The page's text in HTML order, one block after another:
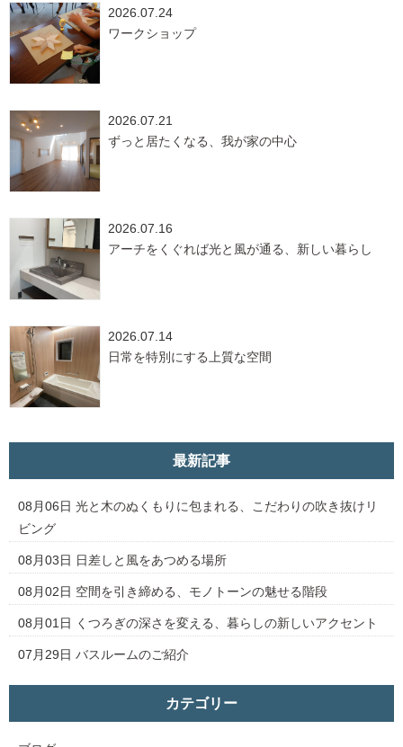
2026.07.24
ワークショップ
2026.07.21
ずっと居たくなる、我が家の中心
2026.07.16
アーチをくぐれば光と風が通る、新しい暮らし
2026.07.14
日常を特別にする上質な空間
最新記事
08月06日 光と木のぬくもりに包まれる、こだわりの吹き抜けリ
ビング
08月03日 日差しと風をあつめる場所
08月02日 空間を引き締める、モノトーンの魅せる階段
08月01日 くつろぎの深さを変える、暮らしの新しいアクセント
07月29日 バスルームのご紹介
カテゴリー